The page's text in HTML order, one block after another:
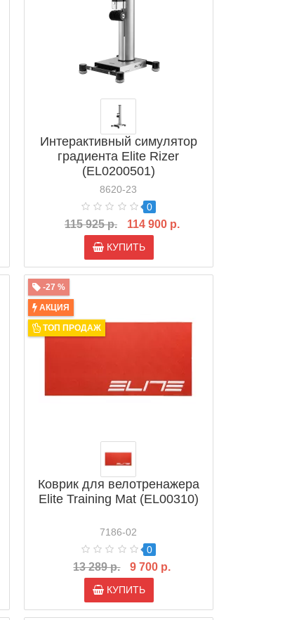
Интерактивный симулятор
градиента Elite Rizer
(EL0200501)
8620-23
0
115 925 р. 114 900 р.
КУПИТЬ
-27 %
АКЦИЯ
ТОП ПРОДАЖ
Коврик для велотренажера
Elite Training Mat (EL00310)
7186-02
0
13 289 р. 9 700 р.
КУПИТЬ